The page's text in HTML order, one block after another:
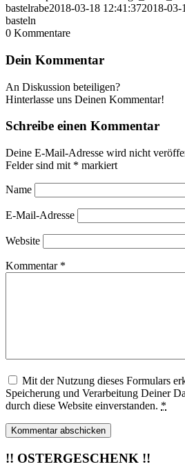
bastelrabe2018-03-18 12:41:372018-03-
basteln
0 Kommentare
Dein Kommentar
An Diskussion beteiligen?
Hinterlasse uns Deinen Kommentar!
Schreibe einen Kommentar
Deine E-Mail-Adresse wird nicht
Felder sind mit * markiert
Name
E-Mail-Adresse
Website
Kommentar *
Mit der Nutzung dieses Formulars
Speicherung und Verarbeitung Deiner
durch diese Website einverstanden. *
!! OSTERGESCHENK !!